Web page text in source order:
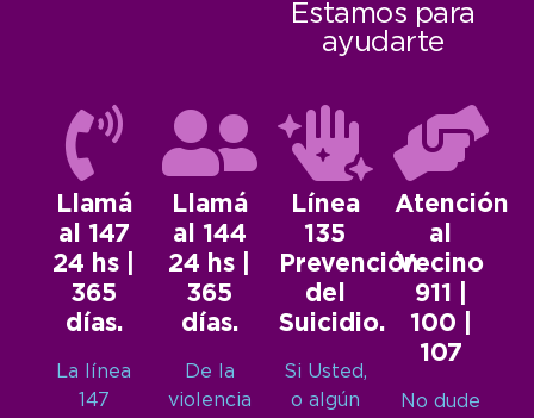
Estamos para
ayudarte
Llamá
al 147
24 hs |
365
días.
La línea
147
Llamá
al 144
24 hs |
365
días.
De la
violencia
Línea
135
Prevención
del
Suicidio.
Si Usted,
o algún
Atención
al
Vecino
911 |
100 |
107
No dude